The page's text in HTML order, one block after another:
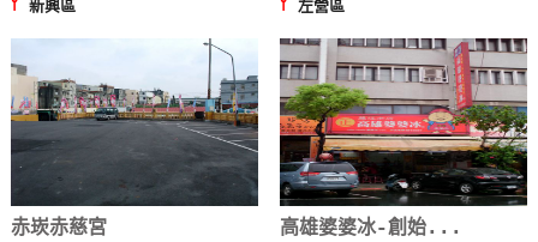
⫯ 新興區 ⫯ 左營區
赤崁赤慈宮 高雄婆婆冰-創始...